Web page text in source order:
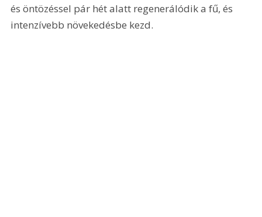
és öntözéssel pár hét alatt regenerálódik a fű, és
intenzívebb növekedésbe kezd.